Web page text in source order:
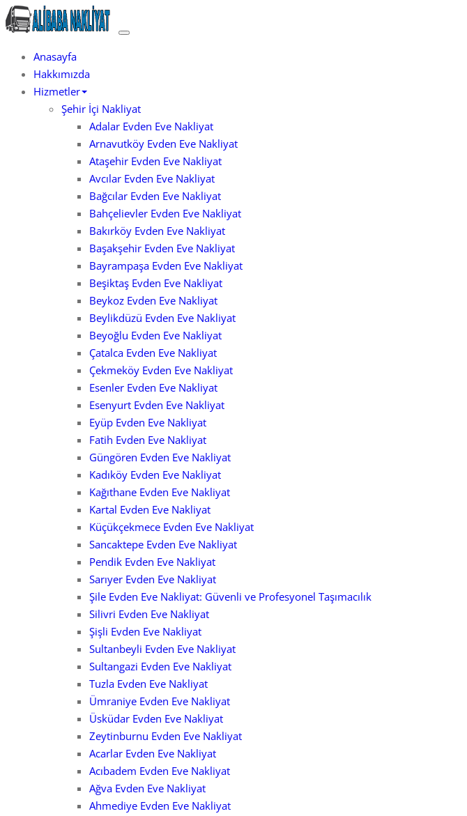
Skip
to
İstanbul Evden Eve Nakliyat
Anasayfa
Hakkımızda
Hizmetler
Şehir İçi Nakliyat
Adalar Evden Eve Nakliyat
Arnavutköy Evden Eve Nakliyat
Ataşehir Evden Eve Nakliyat
Avcılar Evden Eve Nakliyat
Bağcılar Evden Eve Nakliyat
Bahçelievler Evden Eve Nakliyat
Bakırköy Evden Eve Nakliyat
Başakşehir Evden Eve Nakliyat
Bayrampaşa Evden Eve Nakliyat
Beşiktaş Evden Eve Nakliyat
Beykoz Evden Eve Nakliyat
Beylikdüzü Evden Eve Nakliyat
Beyoğlu Evden Eve Nakliyat
Çatalca Evden Eve Nakliyat
Çekmeköy Evden Eve Nakliyat
Esenler Evden Eve Nakliyat
Esenyurt Evden Eve Nakliyat
Eyüp Evden Eve Nakliyat
Fatih Evden Eve Nakliyat
Güngören Evden Eve Nakliyat
Kadıköy Evden Eve Nakliyat
Kağıthane Evden Eve Nakliyat
Kartal Evden Eve Nakliyat
Küçükçekmece Evden Eve Nakliyat
Sancaktepe Evden Eve Nakliyat
Pendik Evden Eve Nakliyat
Sarıyer Evden Eve Nakliyat
Şile Evden Eve Nakliyat: Güvenli ve Profesyonel Taşımacılık
Silivri Evden Eve Nakliyat
Şişli Evden Eve Nakliyat
Sultanbeyli Evden Eve Nakliyat
Sultangazi Evden Eve Nakliyat
Tuzla Evden Eve Nakliyat
Ümraniye Evden Eve Nakliyat
Üsküdar Evden Eve Nakliyat
Zeytinburnu Evden Eve Nakliyat
Acarlar Evden Eve Nakliyat
Acıbadem Evden Eve Nakliyat
Ağva Evden Eve Nakliyat
Ahmediye Evden Eve Nakliyat